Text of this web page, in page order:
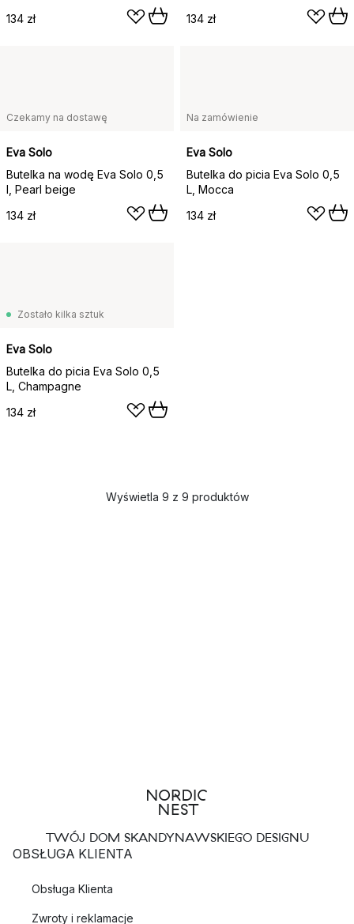
134 zł
134 zł
Czekamy na dostawę
Eva Solo
Butelka na wodę Eva Solo 0,5
l, Pearl beige
134 zł
Na zamówienie
Eva Solo
Butelka do picia Eva Solo 0,5
L, Mocca
134 zł
Zostało kilka sztuk
Eva Solo
Butelka do picia Eva Solo 0,5
L, Champagne
134 zł
Wyświetla 9 z 9 produktów
TWÓJ DOM SKANDYNAWSKIEGO DESIGNU
OBSŁUGA KLIENTA
Obsługa Klienta
Zwroty i reklamacje